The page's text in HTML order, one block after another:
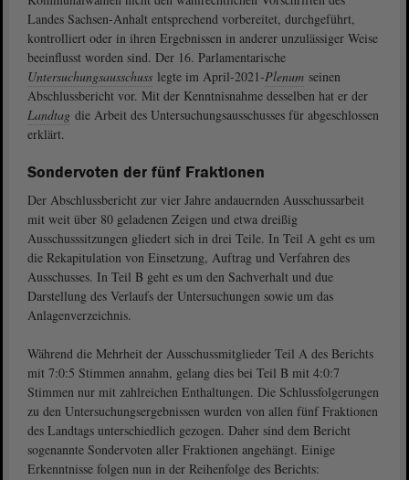
Landes Sachsen-Anhalt entsprechend vorbereitet, durchgeführt,
kontrolliert oder in ihren Ergebnissen in anderer unzulässiger Weise
beeinflusst worden sind. Der 16. Parlamentarische
Untersuchungsausschuss legte im April-2021-Plenum seinen
Abschlussbericht vor. Mit der Kenntnisnahme desselben hat er der
Landtag die Arbeit des Untersuchungsausschusses für abgeschlossen
erklärt.
Sondervoten der fünf Fraktionen
Der Abschlussbericht zur vier Jahre andauernden Ausschussarbeit
mit weit über 80 geladenen Zeigen und etwa dreißig
Ausschusssitzungen gliedert sich in drei Teile. In Teil A geht es um
die Rekapitulation von Einsetzung, Auftrag und Verfahren des
Ausschusses. In Teil B geht es um den Sachverhalt und due
Darstellung des Verlaufs der Untersuchungen sowie um das
Anlagenverzeichnis.
Während die Mehrheit der Ausschussmitglieder Teil A des Berichts
mit 7:0:5 Stimmen annahm, gelang dies bei Teil B mit 4:0:7
Stimmen nur mit zahlreichen Enthaltungen. Die Schlussfolgerungen
zu den Untersuchungsergebnissen wurden von allen fünf Fraktionen
des Landtags unterschiedlich gezogen. Daher sind dem Bericht
sogenannte Sondervoten aller Fraktionen angehängt. Einige
Erkenntnisse folgen nun in der Reihenfolge des Berichts: